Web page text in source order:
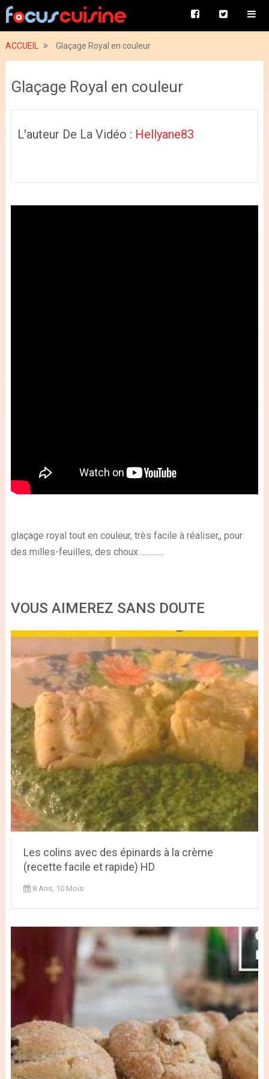
ACCUEIL Glaçage Royal en couleur
Glaçage Royal en couleur
L'auteur De La Vidéo : Hellyane83
glaçage royal tout en couleur, très facile à réaliser,, pour
des milles-feuilles, des choux .............
VOUS AIMEREZ SANS DOUTE
Les colins avec des épinards à la crème
(recette facile et rapide) HD
8 Ans, 10 Mois